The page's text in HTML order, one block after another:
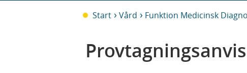
Start Vård Funktion Medicinsk